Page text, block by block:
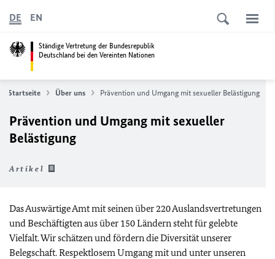
Ständige Vertretung der Bundesrepublik
Deutschland bei den Vereinten Nationen
DE EN
Startseite Über uns Prävention und Umgang mit sexueller Belästigung
Prävention und Umgang mit sexueller
Belästigung
Artikel
Das Auswärtige Amt mit seinen über 220 Auslandsvertretungen
und Beschäftigten aus über 150 Ländern steht für gelebte
Vielfalt. Wir schätzen und fördern die Diversität unserer
Belegschaft. Respektlosem Umgang mit und unter unseren